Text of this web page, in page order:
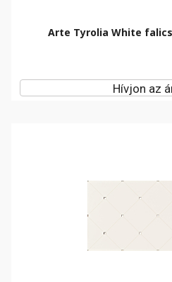
Arte Tyrolia White
Hívjon az